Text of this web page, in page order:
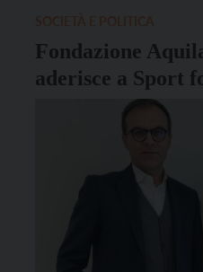
Fondazione
aderisce a Sport